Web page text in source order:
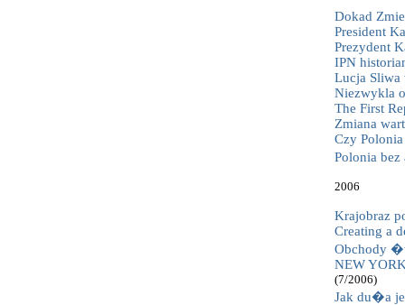
Dokad
President
Prezydent
IPN
Lucja Sliwa
Niezwykla
The First
Zmiana
Czy
Polonia
2006
Krajobraz
Creating a
Obchody
NEW
(7/2006)
Jak du�a